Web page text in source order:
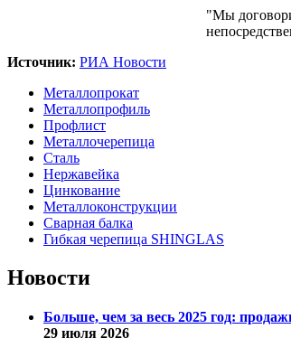
"Мы
Источник: РИА Новости
Металлопрокат
Металлопрофиль
Профлист
Металлочерепица
Сталь
Нержавейка
Цинкование
Металлоконструкции
Сварная балка
Гибкая черепица SHINGLAS
Новости
Больше, чем за весь 2025 год:
29 июля 2026